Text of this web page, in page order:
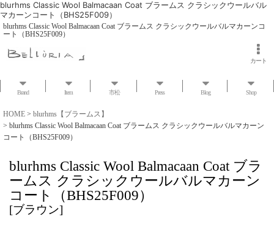
blurhms Classic Wool Balmacaan Coat ブラームス クラシックウールバル
マカーンコート（BHS25F009）
blurhms Classic Wool Balmacaan Coat ブラームス クラシックウールバルマカーンコ
ート（BHS25F009）
カート
Brand Item 市松 Press Blog Shop
HOME > blurhms【ブラームス】
> blurhms Classic Wool Balmacaan Coat ブラームス クラシックウールバルマカーン
コート（BHS25F009）
blurhms Classic Wool Balmacaan Coat ブラ
ームス クラシックウールバルマカーン
コート（BHS25F009）
[ブラウン]